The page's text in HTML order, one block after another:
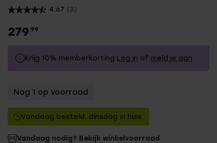
4.67 (3)
279 99
Krijg 10% memberkorting Log in of meld je aan
Met memberkorting
Nog 1 op voorraad
Vandaag besteld, dinsdag in huis
Vandaag nodig? Bekijk winkelvoorraad